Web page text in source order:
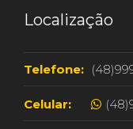
Localização
Telefone:
Celular: